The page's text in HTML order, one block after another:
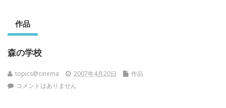
作品
森の学校
topics@cinema 2007年4月20日
作品
コメントはありません